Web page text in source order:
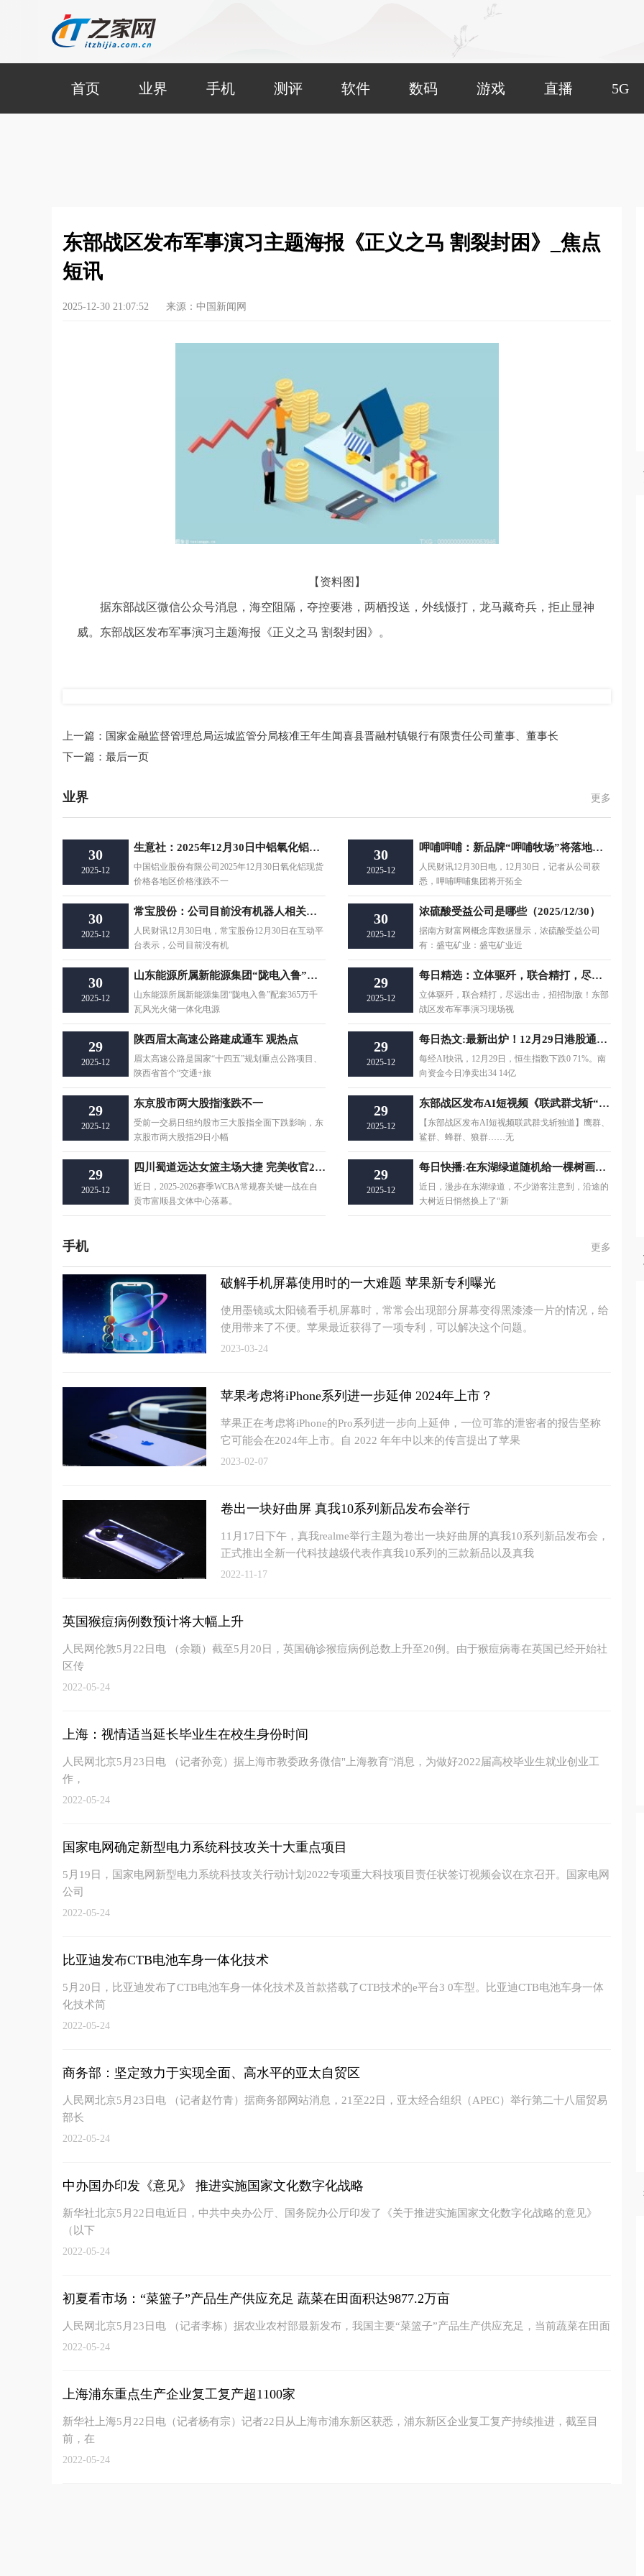
首页 业界 手机 测评 软件 数码 游戏 直播 5G
东部战区发布军事演习主题海报《正义之马 割裂封困》_焦点
短讯
2025-12-30 21:07:52 来源：中国新闻网
【资料图】
据东部战区微信公众号消息，海空阻隔，夺控要港，两栖投送，外线慑打，龙马藏奇兵，拒止显神
威。东部战区发布军事演习主题海报《正义之马 割裂封困》。
上一篇： 国家金融监督管理总局运城监管分局核准王年生闻喜县晋融村镇银行有限责任公司董事、董事长
下一篇： 最后一页
业界 更多
30
2025-12
生意社：2025年12月30日中铝氧化铝现货价格一览
中国铝业股份有限公司2025年12月30日氧化铝现货
价格各地区价格涨跌不一
30
2025-12
呷哺呷哺：新品牌“呷哺牧场”将落地上海 切入自选小火锅细分赛道
人民财讯12月30日电，12月30日，记者从公司获
悉，呷哺呷哺集团将开拓全
30
2025-12
常宝股份：公司目前没有机器人相关业务
人民财讯12月30日电，常宝股份12月30日在互动平
台表示，公司目前没有机
30
2025-12
浓硫酸受益公司是哪些（2025/12/30）
据南方财富网概念库数据显示，浓硫酸受益公司
有：盛屯矿业：盛屯矿业近
30
2025-12
山东能源所属新能源集团“陇电入鲁”配套365万千瓦风光火储一体化电源项目并网投运
山东能源所属新能源集团“陇电入鲁”配套365万千
瓦风光火储一体化电源
29
2025-12
每日精选：立体驱歼，联合精打，尽远出击，招招制敌！东部战区发布军事演习现场视频《驱歼 破击 远袭》
立体驱歼，联合精打，尽远出击，招招制敌！东部
战区发布军事演习现场视
29
2025-12
陕西眉太高速公路建成通车 观热点
眉太高速公路是国家“十四五”规划重点公路项目、
陕西省首个“交通+旅
29
2025-12
每日热文:最新出炉！12月29日港股通净流出34.14亿港元，这只龙头被逆势买入9.710亿港元！
每经AI快讯，12月29日，恒生指数下跌0 71%。南
向资金今日净卖出34 14亿
29
2025-12
东京股市两大股指涨跌不一
受前一交易日纽约股市三大股指全面下跌影响，东
京股市两大股指29日小幅
29
2025-12
东部战区发布AI短视频《联武群戈斩“独”道》|观热点
【东部战区发布AI短视频联武群戈斩独道】鹰群、
鲨群、蜂群、狼群……无
29
2025-12
四川蜀道远达女篮主场大捷 完美收官2025
近日，2025-2026赛季WCBA常规赛关键一战在自
贡市富顺县文体中心落幕。
29
2025-12
每日快播:在东湖绿道随机给一棵树画画是什么样的体验？
近日，漫步在东湖绿道，不少游客注意到，沿途的
大树近日悄然换上了“新
手机 更多
破解手机屏幕使用时的一大难题 苹果新专利曝光
使用墨镜或太阳镜看手机屏幕时，常常会出现部分屏幕变得黑漆漆一片的情况，给
使用带来了不便。苹果最近获得了一项专利，可以解决这个问题。
2023-03-24
苹果考虑将iPhone系列进一步延伸 2024年上市？
苹果正在考虑将iPhone的Pro系列进一步向上延伸，一位可靠的泄密者的报告坚称
它可能会在2024年上市。自 2022 年年中以来的传言提出了苹果
2023-02-07
卷出一块好曲屏 真我10系列新品发布会举行
11月17日下午，真我realme举行主题为卷出一块好曲屏的真我10系列新品发布会，
正式推出全新一代科技越级代表作真我10系列的三款新品以及真我
2022-11-17
英国猴痘病例数预计将大幅上升
人民网伦敦5月22日电 （余颖）截至5月20日，英国确诊猴痘病例总数上升至20例。由于猴痘病毒在英国已经开始社
区传
2022-05-24
上海：视情适当延长毕业生在校生身份时间
人民网北京5月23日电 （记者孙竞）据上海市教委政务微信"上海教育"消息，为做好2022届高校毕业生就业创业工
作，
2022-05-24
国家电网确定新型电力系统科技攻关十大重点项目
5月19日，国家电网新型电力系统科技攻关行动计划2022专项重大科技项目责任状签订视频会议在京召开。国家电网
公司
2022-05-24
比亚迪发布CTB电池车身一体化技术
5月20日，比亚迪发布了CTB电池车身一体化技术及首款搭载了CTB技术的e平台3 0车型。比亚迪CTB电池车身一体
化技术简
2022-05-24
商务部：坚定致力于实现全面、高水平的亚太自贸区
人民网北京5月23日电 （记者赵竹青）据商务部网站消息，21至22日，亚太经合组织（APEC）举行第二十八届贸易
部长
2022-05-24
中办国办印发《意见》 推进实施国家文化数字化战略
新华社北京5月22日电近日，中共中央办公厅、国务院办公厅印发了《关于推进实施国家文化数字化战略的意见》
（以下
2022-05-24
初夏看市场：“菜篮子”产品生产供应充足 蔬菜在田面积达9877.2万亩
人民网北京5月23日电 （记者李栋）据农业农村部最新发布，我国主要“菜篮子”产品生产供应充足，当前蔬菜在田面
2022-05-24
上海浦东重点生产企业复工复产超1100家
新华社上海5月22日电（记者杨有宗）记者22日从上海市浦东新区获悉，浦东新区企业复工复产持续推进，截至目
前，在
2022-05-24